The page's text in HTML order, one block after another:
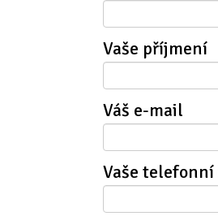
Vaše příjmení
Váš e-mail
Vaše